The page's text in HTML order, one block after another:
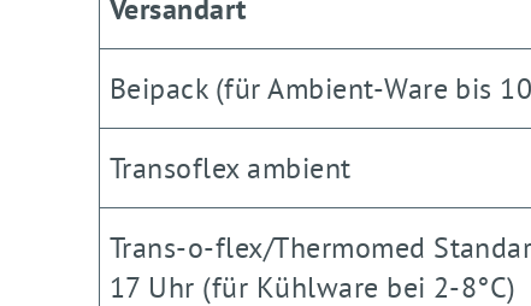
Versandart
Beipack (für Ambient-Ware bis
Transoflex ambient
Trans-o-flex/Thermomed
17 Uhr (für Kühlware bei 2-8°C)